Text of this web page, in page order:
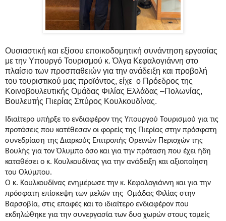
Ουσιαστική και εξίσου εποικοδομητική συνάντηση εργασίας
με την Υπουργό Τουρισμού κ. Όλγα Κεφαλογιάννη στο
πλαίσιο των προσπαθειών για την ανάδειξη και προβολή
του τουριστικού μας προϊόντος, είχε ο Πρόεδρος της
Κοινοβουλευτικής Ομάδας Φιλίας Ελλάδας –Πολωνίας,
Βουλευτής Πιερίας Σπύρος Κουλκουδίνας.
Ιδιαίτερο υπήρξε το ενδιαφέρον της Υπουργού Τουρισμού για τις
προτάσεις που κατέθεσαν οι φορείς της Πιερίας στην πρόσφατη
συνεδρίαση της Διαρκούς Επιτροπής Ορεινών Περιοχών της
Βουλής για τον Όλυμπο όσο και για την πρόταση που έχει ήδη
καταθέσει ο κ. Κουλκουδίνας για την ανάδειξη και αξιοποίηση
του Ολύμπου.
Ο κ. Κουλκουδίνας ενημέρωσε την κ. Κεφαλογιάννη και για την
πρόσφατη επίσκεψη των μελών της Ομάδας Φιλίας στην
Βαρσοβία, στις επαφές και το ιδιαίτερο ενδιαφέρον που
εκδηλώθηκε για την συνεργασία των δυο χωρών στους τομείς